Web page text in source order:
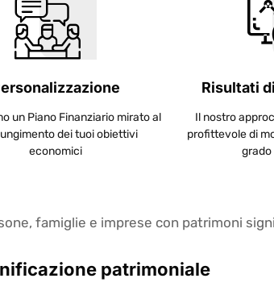
un Piano Finanziario mirato al
dei tuoi obiettivi
economici
Risultati
Il nostro
profittevole di
grado
famiglie e imprese con patrimoni
patrimoniale